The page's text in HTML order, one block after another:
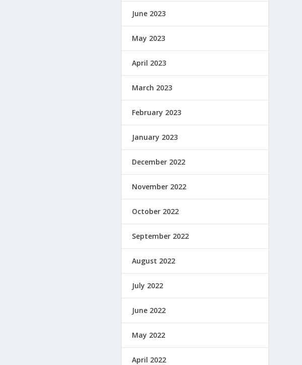
June 2023
May 2023
April 2023
March 2023
February 2023
January 2023
December 2022
November 2022
October 2022
September 2022
August 2022
July 2022
June 2022
May 2022
April 2022